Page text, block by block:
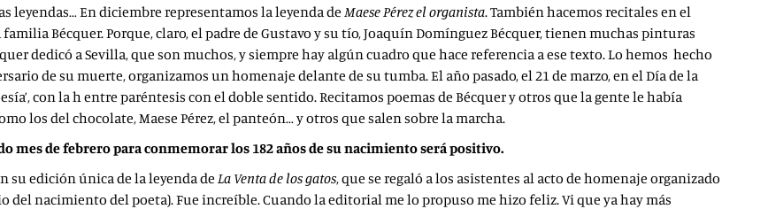
leyendas… En diciembre representamos la leyenda de Maese Pérez el organista. También hacemos recitales en el
Bécquer. Porque, claro, el padre de Gustavo y su tío, Joaquín Domínguez Bécquer, tienen muchas pinturas
dedicó a Sevilla, que son muchos, y siempre hay algún cuadro que hace referencia a ese texto. Lo hemos hecho
de su muerte, organizamos un homenaje delante de su tumba. El año pasado, el 21 de marzo, en el Día de la
con la h entre paréntesis con el doble sentido. Recitamos poemas de Bécquer y otros que la gente le había
los del chocolate, Maese Pérez, el panteón… y otros que salen sobre la marcha.
mes de febrero para conmemorar los 182 años de su nacimiento será positivo.
su edición única de la leyenda de La Venta de los gatos, que se regaló a los asistentes al acto de homenaje organizado
del nacimiento del poeta). Fue increíble. Cuando la editorial me lo propuso me hizo feliz. Vi que ya hay más